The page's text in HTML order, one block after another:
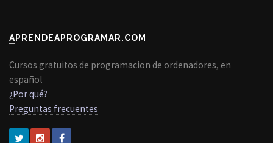
APRENDEAPROGRAMAR.COM
Cursos gratuitos de programacion de ordenadores, en
español
¿Por qué?
Preguntas frecuentes